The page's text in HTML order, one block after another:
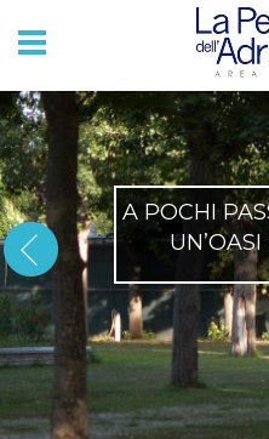
A POCHI